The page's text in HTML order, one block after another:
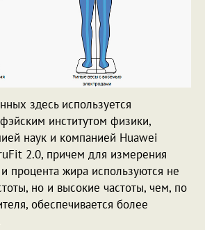
здесь используется
институтом физики,
наук и компанией Huawei
2.0, причем для измерения
процента жира используются не
но и высокие частоты, чем, по
обеспечивается более